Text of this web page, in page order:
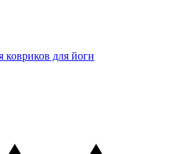
ковриков для йоги